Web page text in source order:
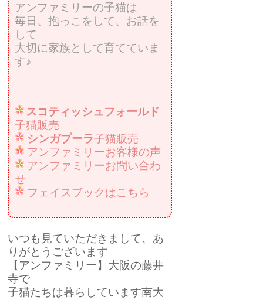
アンファミリーの子猫は
毎日、抱っこをして、お話を
して
大切に家族として育てていま
す♪
スコティッシュフォールド
子猫販売
シンガプーラ子猫販売
アンファミリーお客様の声
アンファミリーお問い合わ
せ
フェイスブックはこちら
いつも見ていただきまして、あ
りがとうございます
【アンファミリー】大阪の藤井
寺で
子猫たちは暮らしています南大